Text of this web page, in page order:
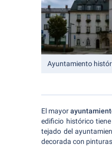
Ayuntamiento
El mayor
edificio histórico
tejado del
decorada con